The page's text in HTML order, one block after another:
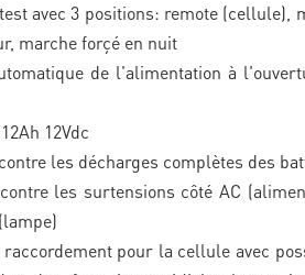
avec 3 positions: remote (cellule),
marche forçé en nuit
de l'alimentation à
12Vdc
les décharges complètes des
les surtensions côté AC
pour la cellule avec